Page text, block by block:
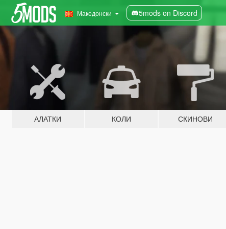
Македонски 5mods on Discord
АЛАТКИ КОЛИ СКИНОВИ